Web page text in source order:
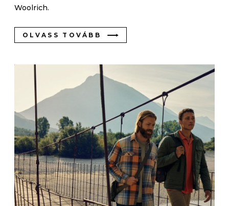
Woolrich.
OLVASS TOVÁBB